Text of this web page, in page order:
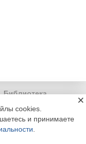
Библиотека
Реклама
cookies.
и принимаете
×